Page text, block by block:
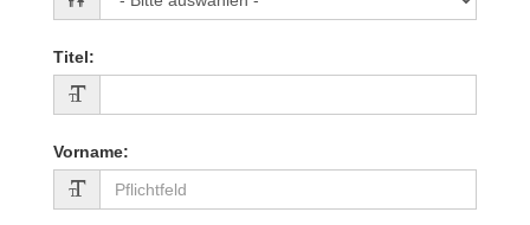
Titel:
Vorname: